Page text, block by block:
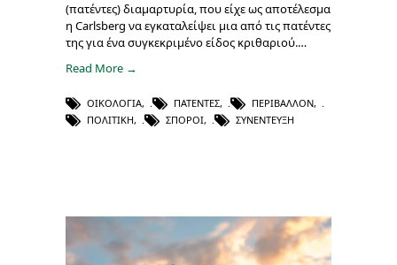
(πατέντες) διαμαρτυρία, που είχε ως αποτέλεσμα
η Carlsberg να εγκαταλείψει μια από τις πατέντες
της για ένα συγκεκριμένο είδος κριθαριού.…
Read More →
ΟΙΚΟΛΟΓΊΑ, ΠΑΤΈΝΤΕΣ, ΠΕΡΙΒΆΛΛΟΝ,
ΠΟΛΙΤΙΚΉ, ΣΠΌΡΟΙ, ΣΥΝΈΝΤΕΥΞΗ